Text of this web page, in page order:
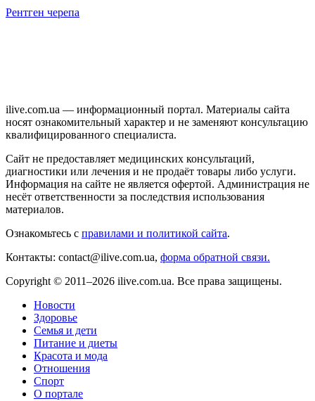
Рентген черепа
ilive.com.ua — информационный портал. Материалы сайта
носят ознакомительный характер и не заменяют консультацию
квалифицированного специалиста.
Сайт не предоставляет медицинских консультаций,
диагностики или лечения и не продаёт товары либо услуги.
Информация на сайте не является офертой. Администрация не
несёт ответственности за последствия использования
материалов.
Ознакомьтесь с правилами и политикой сайта.
Контакты: contact@ilive.com.ua, форма обратной связи.
Copyright © 2011–2026 ilive.com.ua. Все права защищены.
Новости
Здоровье
Семья и дети
Питание и диеты
Красота и мода
Отношения
Спорт
О портале